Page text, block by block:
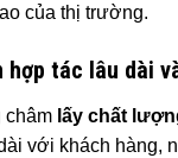
của thị trường.
hợp tác lâu dài
lấy chất
với khách hàng,